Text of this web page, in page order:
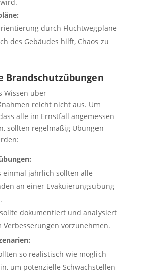
durch Fluchtwegpläne
des Gebäudes hilft, Chaos zu
Brandschutzübungen
Wissen über
reicht nicht aus. Um
alle im Ernstfall angemessen
sollten regelmäßig Übungen
einmal jährlich sollten alle
an einer Evakuierungsübung
dokumentiert und analysiert
Verbesserungen vorzunehmen.
so realistisch wie möglich
um potenzielle Schwachstellen